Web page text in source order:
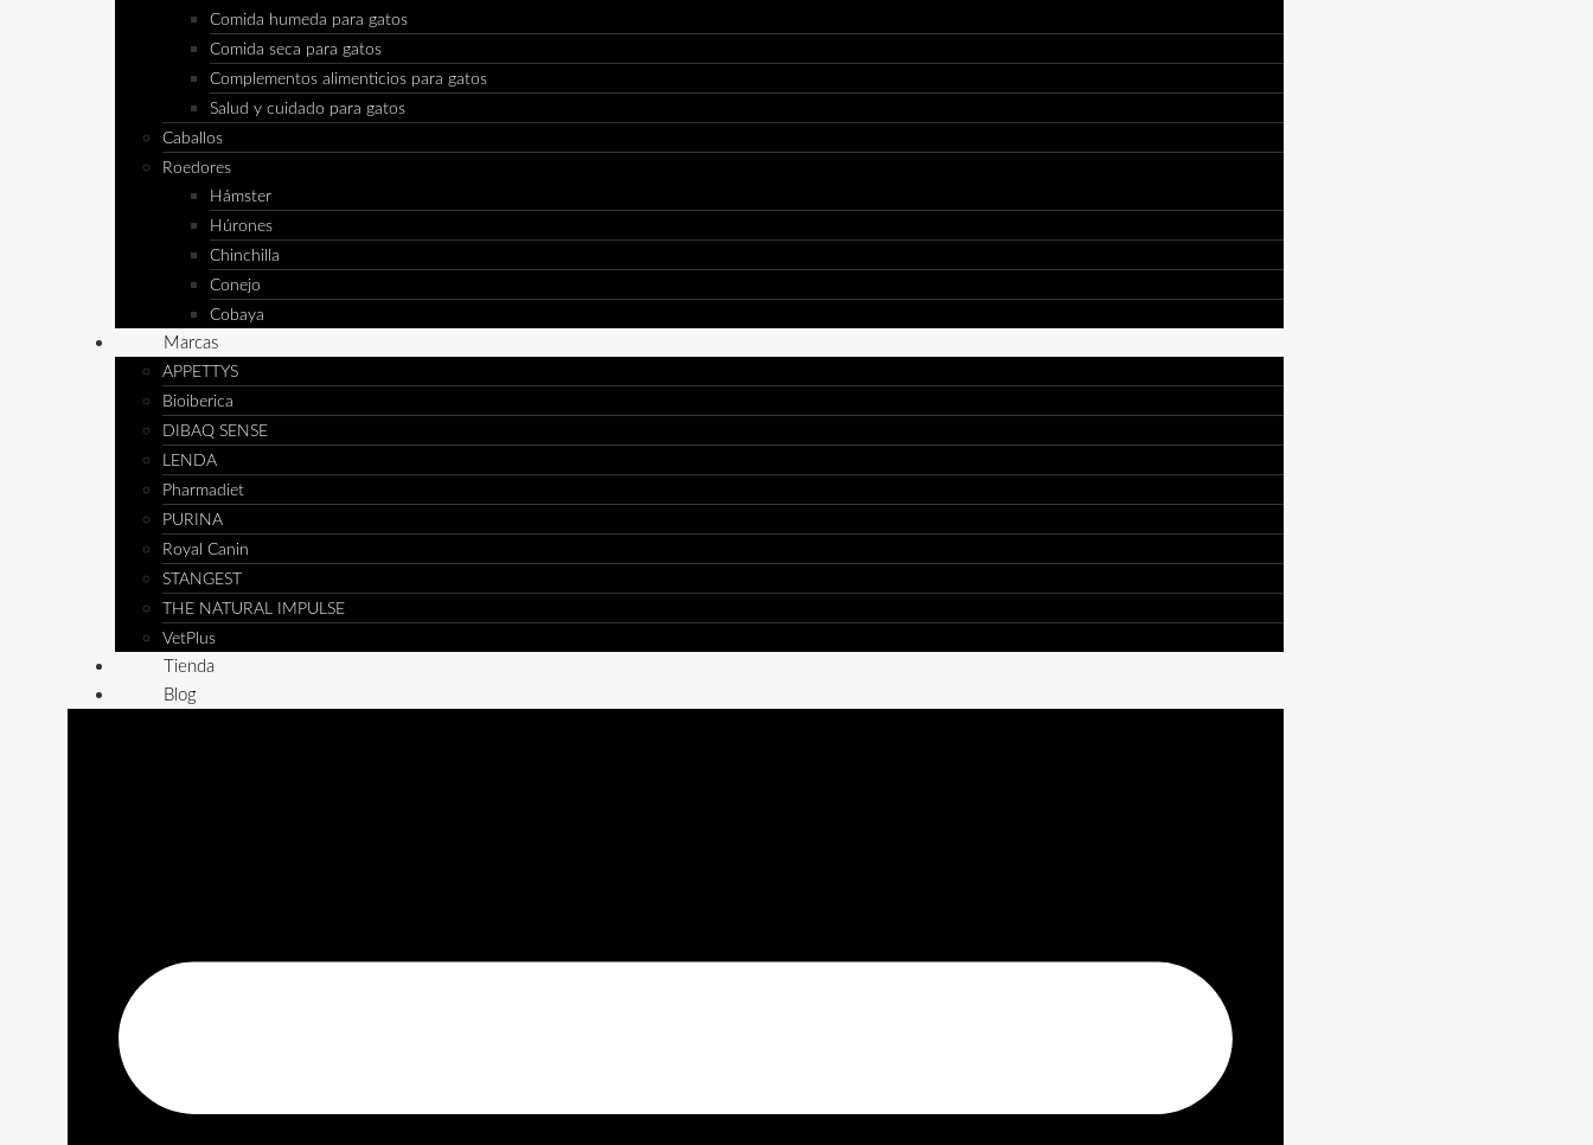
Comida humeda para gatos
Comida seca para gatos
Complementos alimenticios para gatos
Salud y cuidado para gatos
Caballos
Roedores
Hámster
Húrones
Chinchilla
Conejo
Cobaya
Marcas
APPETTYS
Bioiberica
DIBAQ SENSE
LENDA
Pharmadiet
PURINA
Royal Canin
STANGEST
THE NATURAL IMPULSE
VetPlus
Tienda
Blog